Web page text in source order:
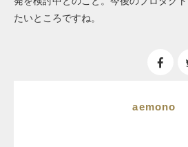
たいところですね。
aemono